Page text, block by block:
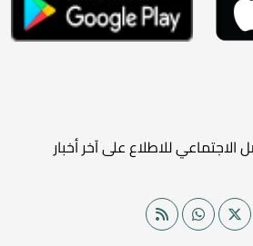
الاجتماعي للاطلاع على آخر أخبار